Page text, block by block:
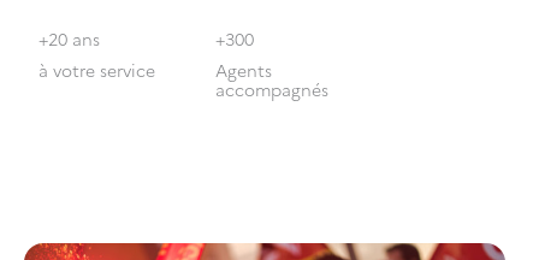
+20 ans
à votre service
+300
Agents
accompagnés